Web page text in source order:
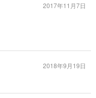
2017年11月7日
2018年9月19日